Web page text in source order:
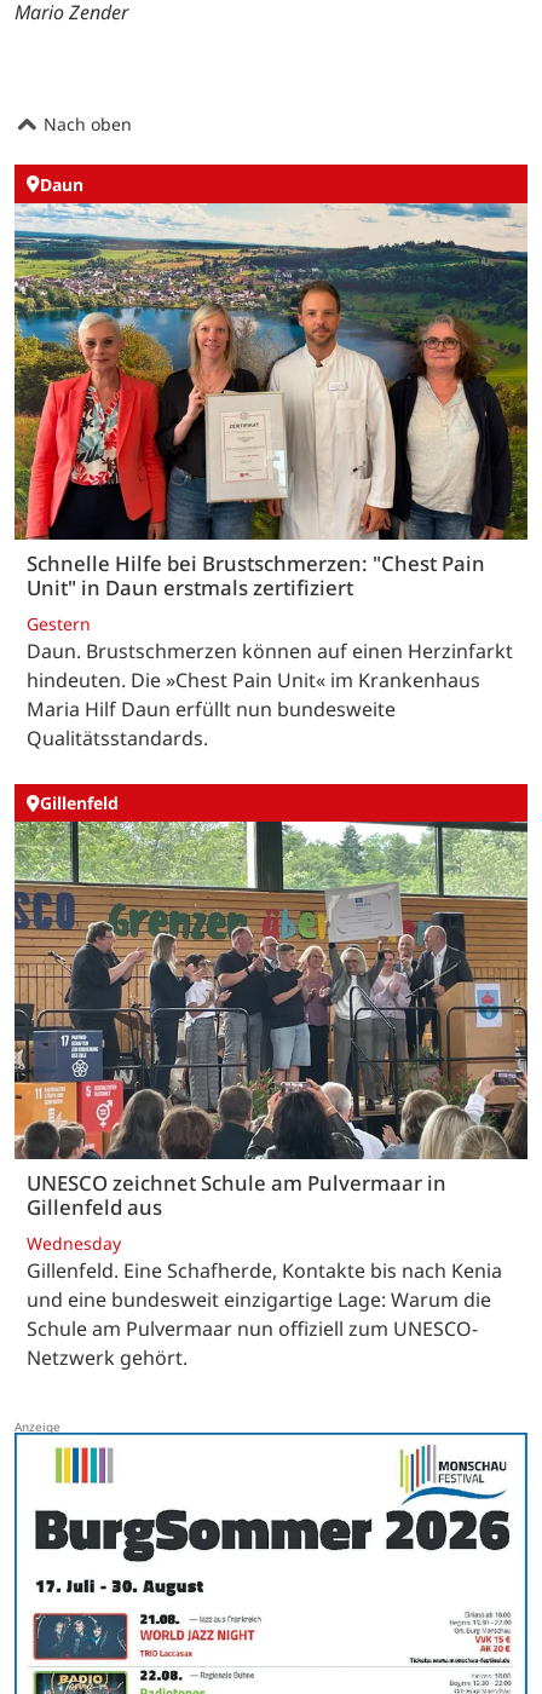
Mario Zender
Nach oben
Daun
Schnelle Hilfe bei Brustschmerzen: "Chest Pain
Unit" in Daun erstmals zertifiziert
Gestern
Daun. Brustschmerzen können auf einen Herzinfarkt
hindeuten. Die »Chest Pain Unit« im Krankenhaus
Maria Hilf Daun erfüllt nun bundesweite
Qualitätsstandards.
Gillenfeld
UNESCO zeichnet Schule am Pulvermaar in
Gillenfeld aus
Wednesday
Gillenfeld. Eine Schafherde, Kontakte bis nach Kenia
und eine bundesweit einzigartige Lage: Warum die
Schule am Pulvermaar nun offiziell zum UNESCO-
Netzwerk gehört.